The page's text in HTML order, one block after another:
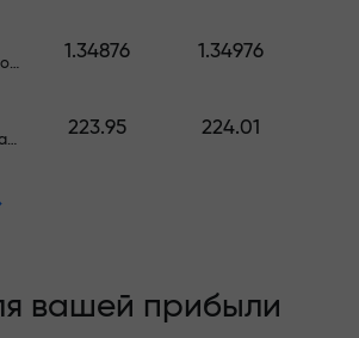
Great Britain Pound vs US Dollar
1.34876 1.34976
NVIDIA Corp Nasdaq Stock Exchange (Nasdaq) USD
223.95 224.01
вашей прибыли